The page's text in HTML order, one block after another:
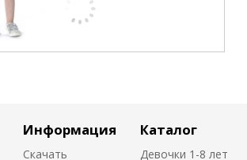
Информация
Скачать
Каталог
Девочки 1-8 лет